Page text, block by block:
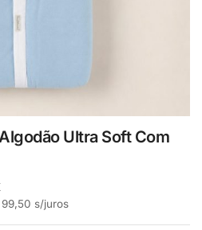
Ultra Soft Com
99,50 s/juros